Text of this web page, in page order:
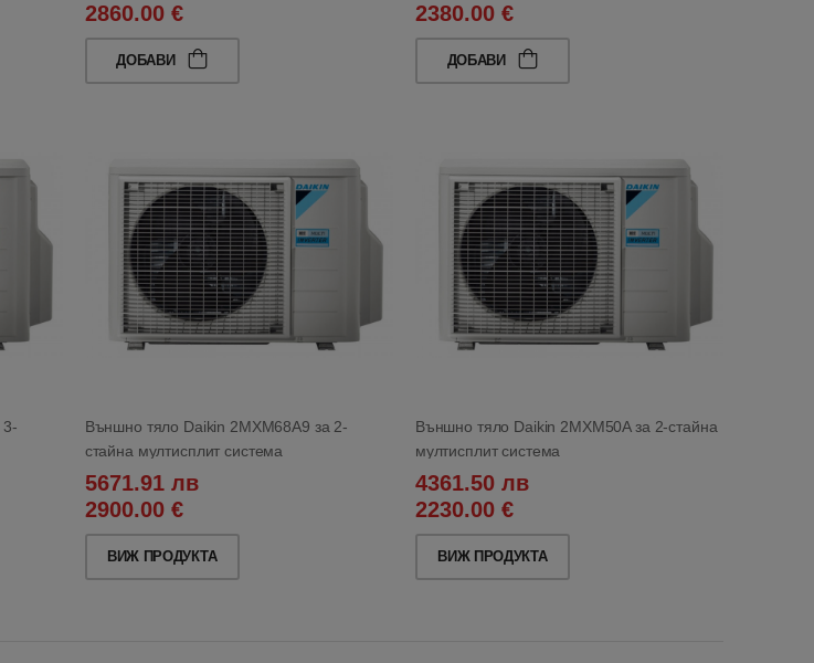
2860.00 €
ДОБАВИ
2380.00 €
ДОБАВИ
3-
Външно тяло Daikin 2MXM68A9 за 2-
стайна мултисплит система
5671.91 лв
2900.00 €
ВИЖ ПРОДУКТА
Външно тяло Daikin 2MXM50A за 2-стайна
мултисплит система
4361.50 лв
2230.00 €
ВИЖ ПРОДУКТА